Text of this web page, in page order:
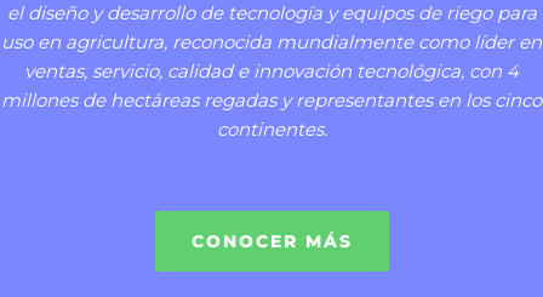
el diseño y desarrollo de tecnología y equipos de riego para
uso en agricultura, reconocida mundialmente como líder en
ventas, servicio, calidad e innovación tecnológica, con 4
millones de hectáreas regadas y representantes en los cinco
continentes.
CONOCER MÁS